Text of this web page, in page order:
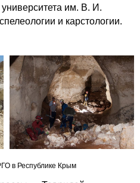
им. В. И.
и карстологии.
в Республике Крым